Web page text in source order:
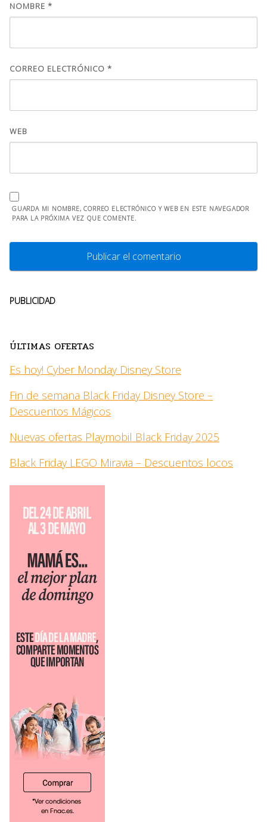
NOMBRE *
CORREO ELECTRÓNICO *
WEB
GUARDA MI NOMBRE, CORREO ELECTRÓNICO Y WEB EN ESTE NAVEGADOR
PARA LA PRÓXIMA VEZ QUE COMENTE.
PUBLICIDAD
ÚLTIMAS OFERTAS
Es hoy! Cyber Monday Disney Store
Fin de semana Black Friday Disney Store –
Descuentos Mágicos
Nuevas ofertas Playmobil Black Friday 2025
Black Friday LEGO Miravia – Descuentos locos